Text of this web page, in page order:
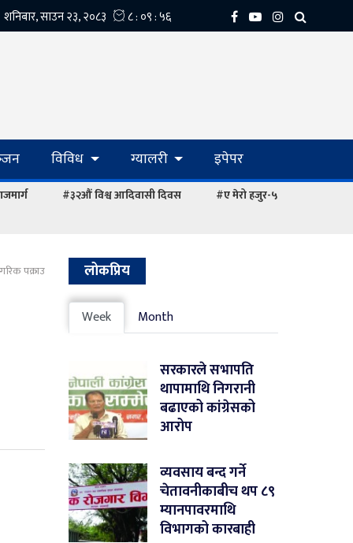
विविध ग्यालरी इपेपर
#३२औं विश्व आदिवासी दिवस #ए मेरो हजुर-५
पक्राउ लोकप्रिय
Week Month
सरकारले सभापति
थापामाथि निगरानी
बढाएको कांग्रेसको
आरोप
व्यवसाय बन्द गर्ने
चेतावनीकाबीच थप ८९
म्यानपावरमाथि
विभागको कारबाही